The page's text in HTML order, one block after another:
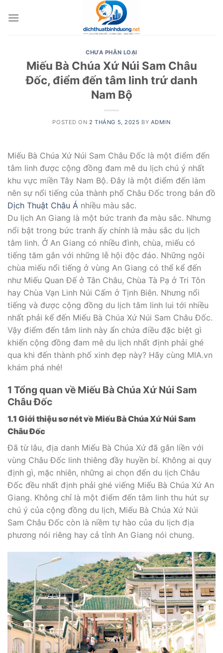
CHƯA PHÂN LOẠI
Miếu Bà Chúa Xứ Núi Sam Châu
Đốc, điểm đến tâm linh trứ danh
Nam Bộ
POSTED ON 2 THÁNG 5, 2025 BY ADMIN
Miếu Bà Chúa Xứ Núi Sam Châu Đốc là một điểm đến
tâm linh được cộng đồng đam mê du lịch chú ý nhất
khu vực miền Tây Nam Bộ. Đây là một điểm đến làm
nên sự nổi tiếng của thành phố Châu Đốc trong bản đồ
Dịch Thuật Châu Á nhiều màu sắc.
Du lịch An Giang là một bức tranh đa màu sắc. Nhưng
nổi bật trong bức tranh ấy chính là màu sắc du lịch
tâm linh. Ở An Giang có nhiều đình, chùa, miếu có
tiếng tăm gắn với những lễ hội độc đáo. Những ngôi
chùa miếu nổi tiếng ở vùng An Giang có thể kể đến
như Miếu Quan Đế ở Tân Châu, Chùa Tà Pạ ở Tri Tôn
hay Chùa Vạn Linh Núi Cấm ở Tịnh Biên. Nhưng nổi
tiếng và được cộng đồng du lịch tâm linh lui tới nhiều
nhất phải kể đến Miếu Bà Chúa Xứ Núi Sam Châu Đốc.
Vậy điểm đến tâm linh này ẩn chứa điều đặc biệt gì
khiến cộng đồng đam mê du lịch nhất định phải ghé
qua khi đến thành phố xinh đẹp này? Hãy cùng MIA.vn
khám phá nhé!
1 Tổng quan về Miếu Bà Chúa Xứ Núi Sam
Châu Đốc
1.1 Giới thiệu sơ nét về Miếu Bà Chúa Xứ Núi Sam
Châu Đốc
Đã từ lâu, địa danh Miếu Bà Chúa Xứ đã gắn liền với
vùng Châu Đốc linh thiêng đầy huyền bí. Không ai quy
định gì, mặc nhiên, những ai chọn đến du lịch Châu
Đốc đều nhất định phải ghé viếng Miếu Bà Chúa Xứ An
Giang. Không chỉ là một điểm đến tâm linh thu hút sự
chú ý của cộng đồng du lịch, Miếu Bà Chúa Xứ Núi
Sam Châu Đốc còn là niềm tự hào của du lịch địa
phương nói riêng hay cả tỉnh An Giang nói chung.